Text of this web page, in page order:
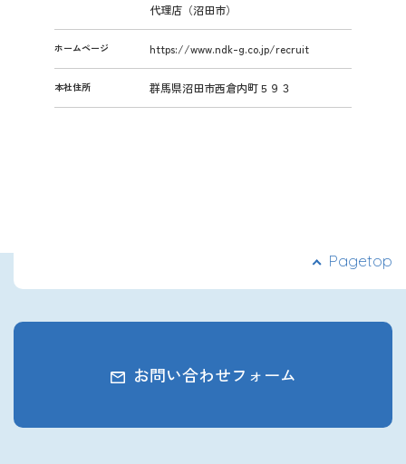
代理店（沼田市）
ホームページ https://www.ndk-g.co.jp/recruit
本社住所 群馬県沼田市西倉内町５９３
お問い合わせフォーム
Pagetop